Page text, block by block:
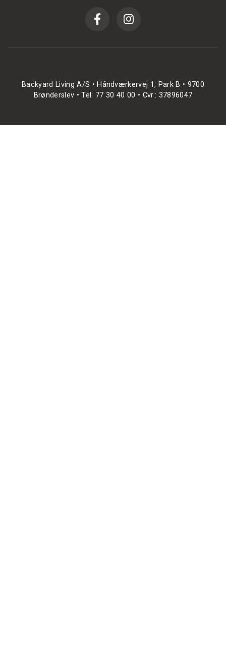
Backyard Living A/S • Håndværkervej 1, Park B • 9700
Brønderslev • Tel: 77 30 40 00 • Cvr.: 37896047